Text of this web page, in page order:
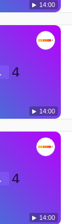
14:00
14:00
14:00